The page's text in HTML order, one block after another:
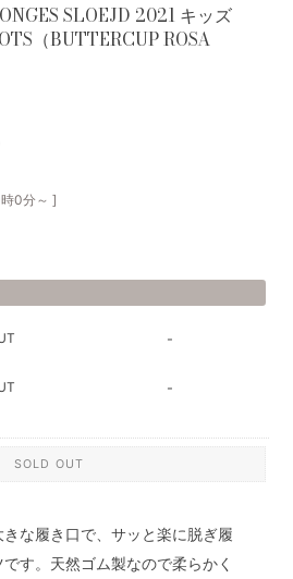
SLOEJD 2021 キッズ
（BUTTERCUP ROSA
0分～ ]
-
-
SOLD OUT
な履き口で、サッと楽に脱ぎ履
す。天然ゴム製なので柔らかく